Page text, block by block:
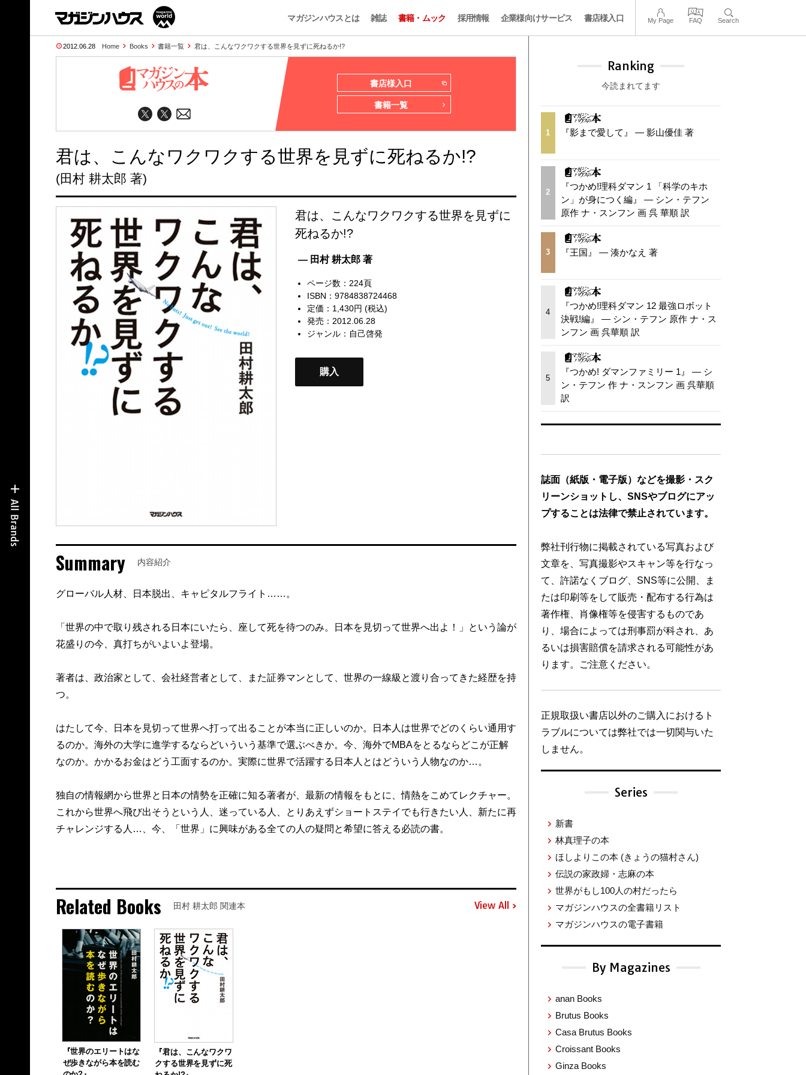
マガジンハウスとは 雑誌 書籍・ムック 採用情報 企業様向けサービス 書店様入口 My Page FAQ Search
2012.06.28 Home Books 書籍一覧 君は、こんなワクワクする世界を見ずに死ねるか!?
書店様入口
書籍一覧
君は、こんなワクワクする世界を見ずに死ねるか!?
(田村 耕太郎 著)
君は、こんなワクワクする世界を見ずに
死ねるか!?
— 田村 耕太郎 著
ページ数：224頁
ISBN：9784838724468
定価：1,430円 (税込)
発売：2012.06.28
ジャンル： 自己啓発
購入
Summary 内容紹介
グローバル人材、日本脱出、キャピタルフライト……。
「世界の中で取り残される日本にいたら、座して死を待つのみ。日本を見切って世界へ出よ！」という論が
花盛りの今、真打ちがいよいよ登場。
著者は、政治家として、会社経営者として、また証券マンとして、世界の一線級と渡り合ってきた経歴を持
つ。
はたして今、日本を見切って世界へ打って出ることが本当に正しいのか。日本人は世界でどのくらい通用す
るのか。海外の大学に進学するならどいういう基準で選ぶべきか。今、海外でMBAをとるならどこが正解
なのか。かかるお金はどう工面するのか。実際に世界で活躍する日本人とはどういう人物なのか…。
独自の情報網から世界と日本の情勢を正確に知る著者が、最新の情報をもとに、情熱をこめてレクチャー。
これから世界へ飛び出そうという人、迷っている人、とりあえずショートステイでも行きたい人、新たに再
チャレンジする人…、今、「世界」に興味がある全ての人の疑問と希望に答える必読の書。
Related Books 田村 耕太郎 関連本 View All
『世界のエリートはな
ぜ歩きながら本を読む
『君は、こんなワクワ
クする世界を見ずに死
Ranking
今読まれてます
1 『影まで愛して』 — 影山優佳 著
2
『つかめ!理科ダマン 1 「科学のキホ
ン」が身につく編』 — シン・テフン
原作 ナ・スンフン 画 呉 華順 訳
3 『王国』 — 湊かなえ 著
4
『つかめ!理科ダマン 12 最強ロボット
決戦!編』 — シン・テフン 原作 ナ・ス
ンフン 画 呉華順 訳
5
『つかめ! ダマンファミリー 1』 — シ
ン・テフン 作 ナ・スンフン 画 呉華順
訳
誌面（紙版・電子版）などを撮影・スク
リーンショットし、SNSやブログにアッ
プすることは法律で禁止されています。
弊社刊行物に掲載されている写真および
文章を、写真撮影やスキャン等を行なっ
て、許諾なくブログ、SNS等に公開、ま
たは印刷等をして販売・配布する行為は
著作権、肖像権等を侵害するものであ
り、場合によっては刑事罰が科され、あ
るいは損害賠償を請求される可能性があ
ります。ご注意ください。
正規取扱い書店以外のご購入におけるト
ラブルについては弊社では一切関与いた
しません。
Series
新書
林真理子の本
ほしよりこの本 (きょうの猫村さん)
伝説の家政婦・志麻の本
世界がもし100人の村だったら
マガジンハウスの全書籍リスト
マガジンハウスの電子書籍
By Magazines
anan Books
Brutus Books
Casa Brutus Books
Croissant Books
Ginza Books